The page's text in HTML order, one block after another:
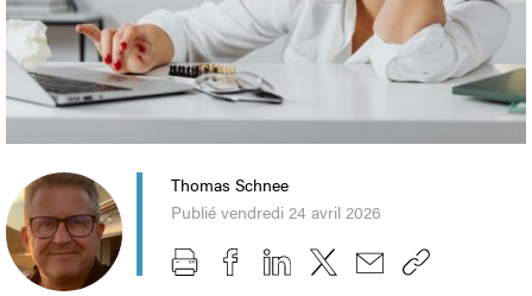
Thomas Schnee
Publié vendredi 24 avril 2026